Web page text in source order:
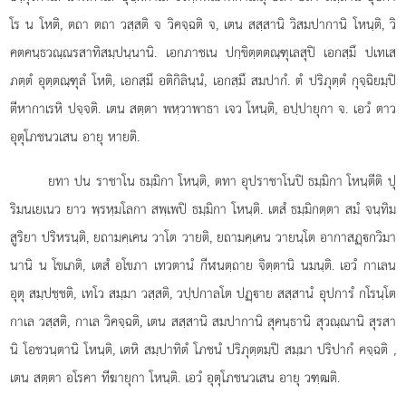
โร น โหติ, ตถา ตถา วสฺสติ จ วิคจฺฉติ จ, เตน สสฺสานิ วิสมปากานิ โหนฺติ, วิ
คตคนฺธวณฺณรสาทิสมฺปนฺนานิ. เอกภาชเน ปกฺขิตฺตตณฺฑุเลสุปิ เอกสฺมึ ปเทเส
ภตฺตํ อุตฺตณฺฑุลํ โหติ, เอกสฺมึ อติกิลินฺนํ, เอกสฺมึ สมปากํ. ตํ ปริภุตฺตํ กุจฺฉิยมฺปิ
ตีหากาเรหิ ปจฺจติ. เตน สตฺตา พหฺวาพาธา เจว โหนฺติ, อปฺปายุกา จ. เอวํ ตาว
อุตุโภชนวเสน อายุ หายติ.
ยทาปน ราชาโน ธมฺมิกา โหนฺติ, ตทา อุปราชาโนปิ ธมฺมิกา โหนฺตีติ ปุ
ริมนเยเนว ยาว พฺรหฺมโลกา สพฺเพปิ ธมฺมิกา โหนฺติ. เตสํ ธมฺมิกตฺตา สมํ จนฺทิม
สูริยา ปริหรนฺติ, ยถามคฺเคน วาโต วายติ, ยถามคฺเคน วายนฺโต อากาสฏฺกวิมา
นานิ น โขเภติ, เตสํ อโขภา เทวตานํ กีฬนตฺถาย จิตฺตานิ นมนฺติ. เอวํ กาเลน
อุตุ สมฺปชฺชติ, เทโว สมฺมา วสฺสติ, วปฺปกาลโต ปฏฺาย สสฺสานํ อุปการํ กโรนฺโต
กาเล วสฺสติ, กาเล วิคจฺฉติ, เตน สสฺสานิ สมปากานิ สุคนฺธานิ สุวณฺณานิ สุรสา
นิ โอชวนฺตานิ โหนฺติ, เตหิ สมฺปาทิตํ โภชนํ ปริภุตฺตมฺปิ สมฺมา ปริปากํ คจฺฉติ ,
เตน สตฺตา อโรคา ทีฆายุกา โหนฺติ. เอวํ อุตุโภชนวเสน อายุ วฑฺฒติ.